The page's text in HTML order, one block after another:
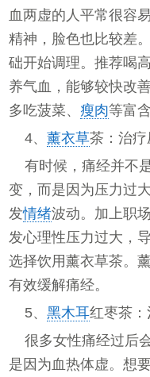
血两虚的人平常很容
精神，脸色也比较差
础开始调理。推荐喝
养气血，能够较快改
多吃菠菜、 瘦肉等富
4、薰衣草茶：治
有时候，痛经并不
变，而是因为压力过
发情绪波动。加上职
发心理性压力过大，
选择饮用薰衣草茶。
有效缓解痛经。
5、黑木耳红枣茶
很多女性痛经过后
是因为血热体虚。想